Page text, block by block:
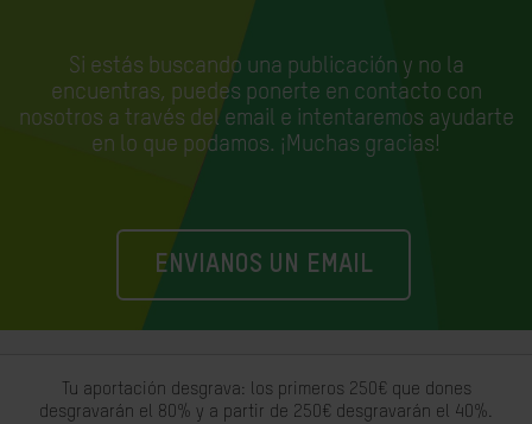
Si estás buscando una publicación y no la
encuentras, puedes ponerte en contacto con
nosotros a través del email e intentaremos ayudarte
en lo que podamos. ¡Muchas gracias!
ENVIANOS UN EMAIL
Tu aportación desgrava: los primeros 250€ que dones
desgravarán el 80% y a partir de 250€ desgravarán el 40%.